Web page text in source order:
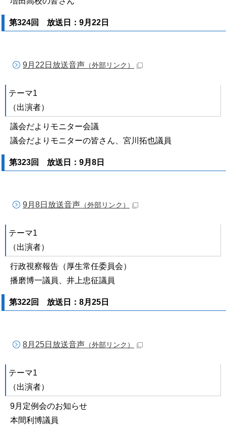
第324回 放送日：9月22日
9月22日放送音声 （外部リンク）
テーマ1
（出演者）
議会だよりモニター会議
議会だよりモニターの皆さん、宮川拓也議員
第323回 放送日：9月8日
9月8日放送音声 （外部リンク）
テーマ1
（出演者）
行政視察報告（厚生常任委員会）
播磨博一議員、井上忠征議員
第322回 放送日：8月25日
8月25日放送音声 （外部リンク）
テーマ1
（出演者）
9月定例会のお知らせ
本間利博議員